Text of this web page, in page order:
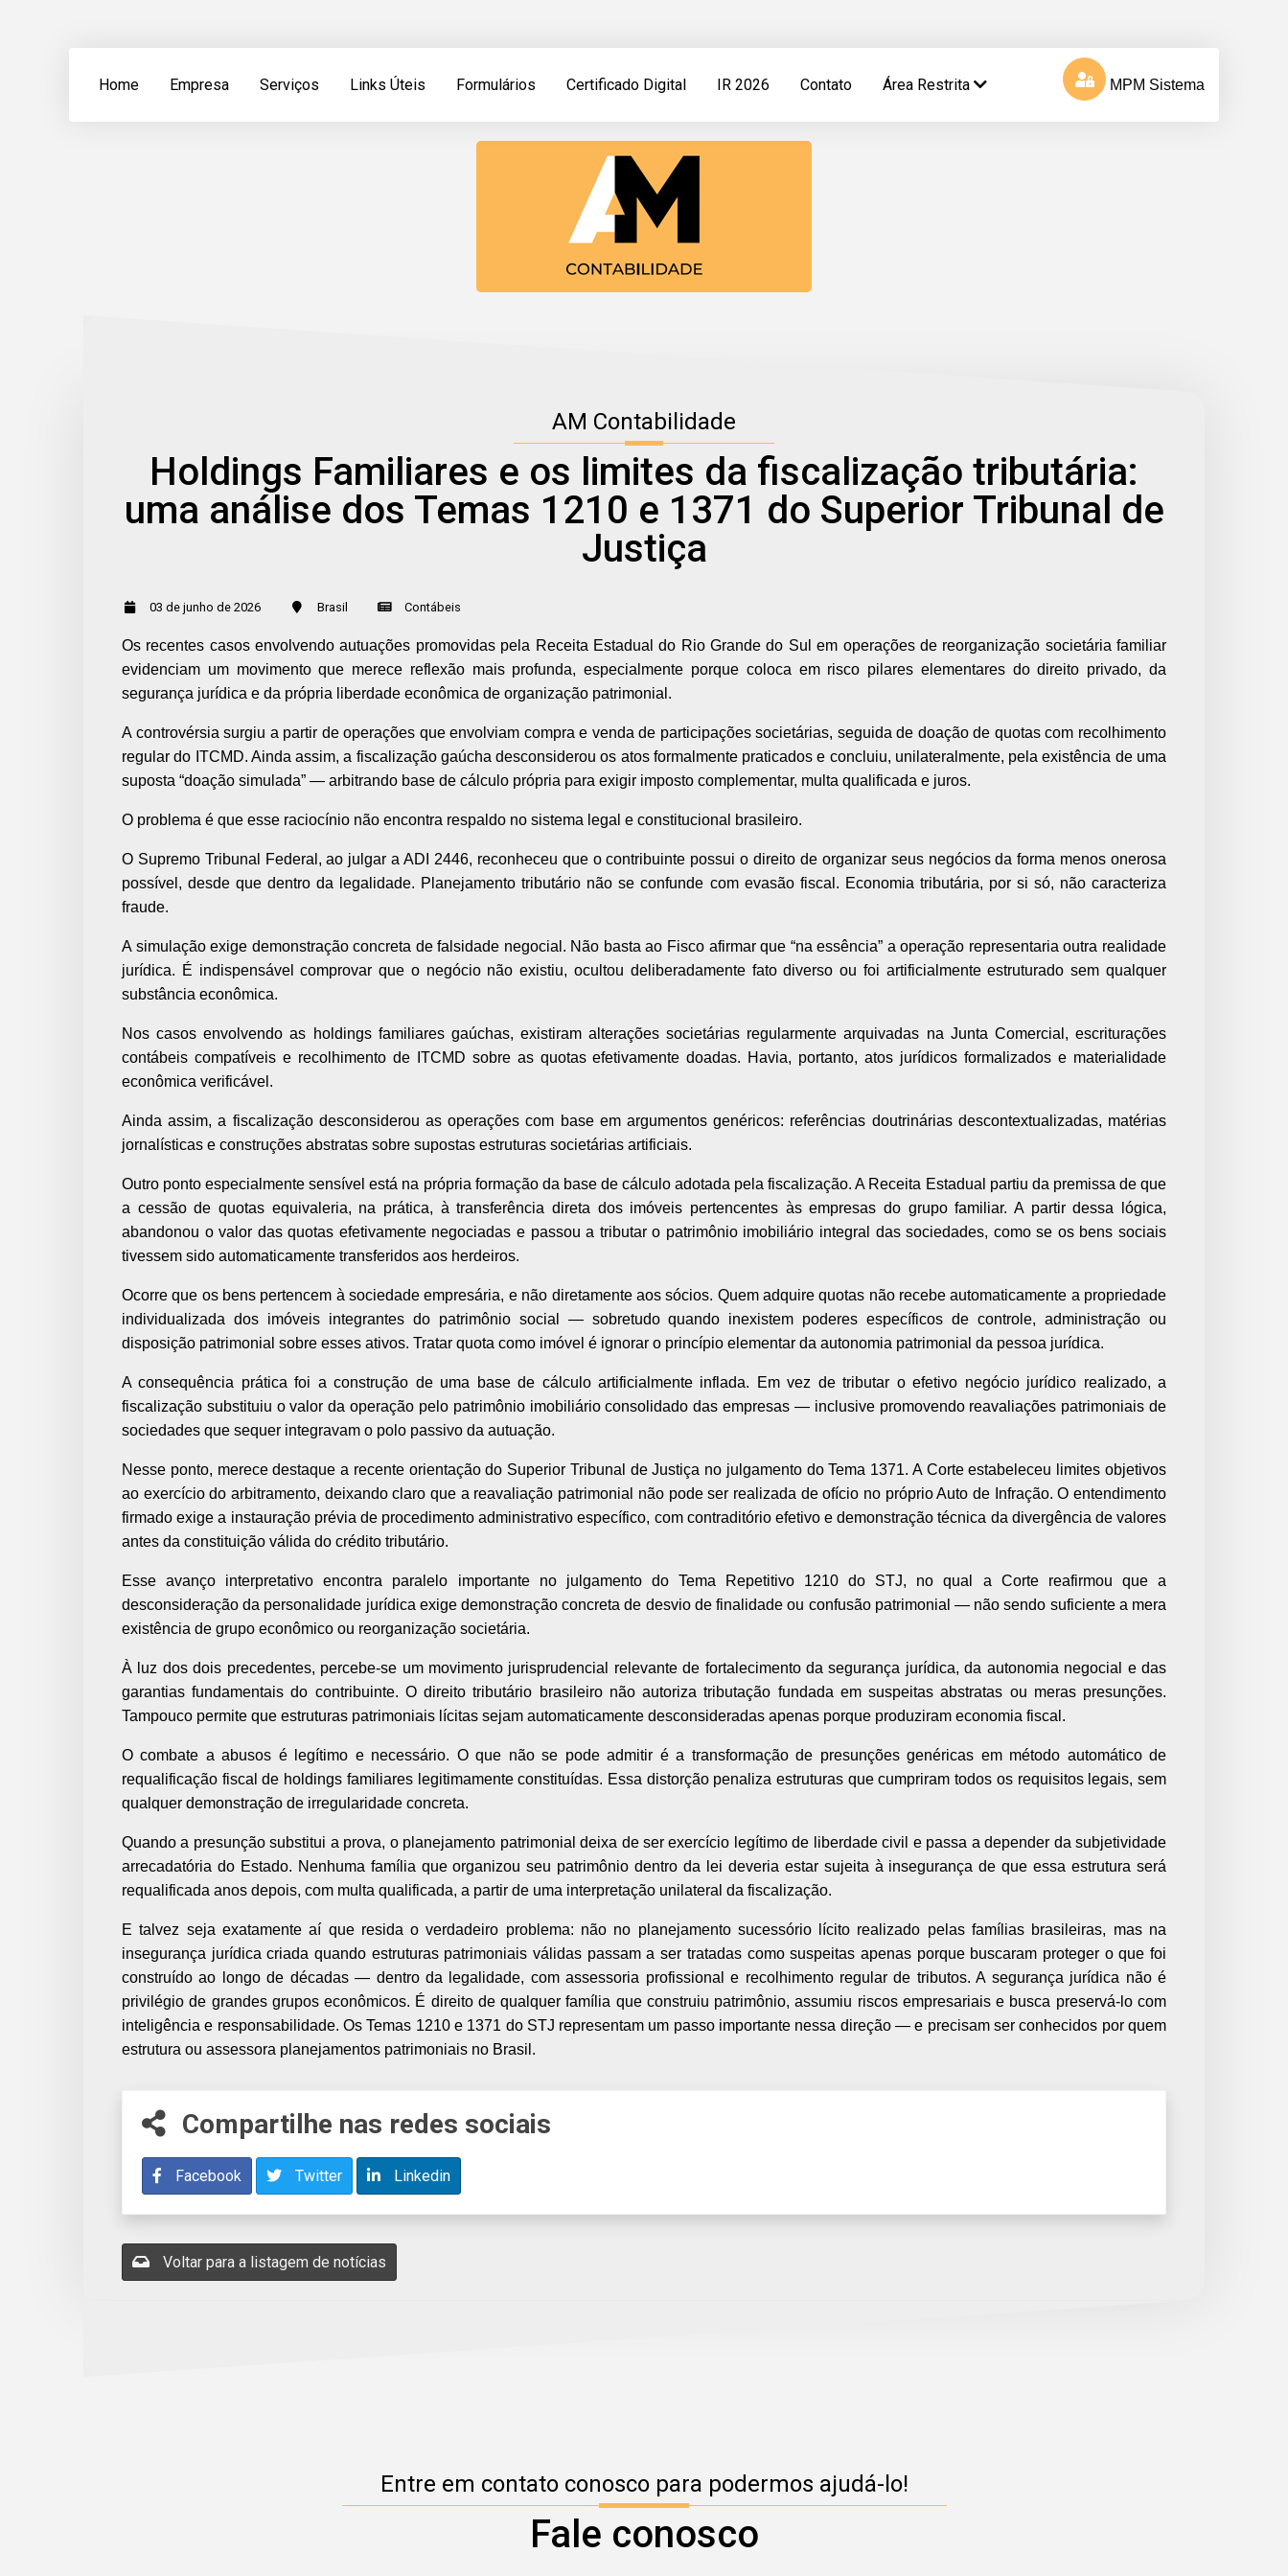
Home Empresa Serviços Links Úteis Formulários Certificado Digital IR 2026 Contato Área Restrita MPM Sistema
AM Contabilidade
Holdings Familiares e os limites da fiscalização tributária:
uma análise dos Temas 1210 e 1371 do Superior Tribunal de
Justiça
03 de junho de 2026 Brasil Contábeis
Os recentes casos envolvendo autuações promovidas pela Receita Estadual do Rio Grande do Sul em operações de reorganização societária familiar
evidenciam um movimento que merece reflexão mais profunda, especialmente porque coloca em risco pilares elementares do direito privado, da
segurança jurídica e da própria liberdade econômica de organização patrimonial.
A controvérsia surgiu a partir de operações que envolviam compra e venda de participações societárias, seguida de doação de quotas com recolhimento
regular do ITCMD. Ainda assim, a fiscalização gaúcha desconsiderou os atos formalmente praticados e concluiu, unilateralmente, pela existência de uma
suposta “doação simulada” — arbitrando base de cálculo própria para exigir imposto complementar, multa qualificada e juros.
O problema é que esse raciocínio não encontra respaldo no sistema legal e constitucional brasileiro.
O Supremo Tribunal Federal, ao julgar a ADI 2446, reconheceu que o contribuinte possui o direito de organizar seus negócios da forma menos onerosa
possível, desde que dentro da legalidade. Planejamento tributário não se confunde com evasão fiscal. Economia tributária, por si só, não caracteriza
fraude.
A simulação exige demonstração concreta de falsidade negocial. Não basta ao Fisco afirmar que “na essência” a operação representaria outra realidade
jurídica. É indispensável comprovar que o negócio não existiu, ocultou deliberadamente fato diverso ou foi artificialmente estruturado sem qualquer
substância econômica.
Nos casos envolvendo as holdings familiares gaúchas, existiram alterações societárias regularmente arquivadas na Junta Comercial, escriturações
contábeis compatíveis e recolhimento de ITCMD sobre as quotas efetivamente doadas. Havia, portanto, atos jurídicos formalizados e materialidade
econômica verificável.
Ainda assim, a fiscalização desconsiderou as operações com base em argumentos genéricos: referências doutrinárias descontextualizadas, matérias
jornalísticas e construções abstratas sobre supostas estruturas societárias artificiais.
Outro ponto especialmente sensível está na própria formação da base de cálculo adotada pela fiscalização. A Receita Estadual partiu da premissa de que
a cessão de quotas equivaleria, na prática, à transferência direta dos imóveis pertencentes às empresas do grupo familiar. A partir dessa lógica,
abandonou o valor das quotas efetivamente negociadas e passou a tributar o patrimônio imobiliário integral das sociedades, como se os bens sociais
tivessem sido automaticamente transferidos aos herdeiros.
Ocorre que os bens pertencem à sociedade empresária, e não diretamente aos sócios. Quem adquire quotas não recebe automaticamente a propriedade
individualizada dos imóveis integrantes do patrimônio social — sobretudo quando inexistem poderes específicos de controle, administração ou
disposição patrimonial sobre esses ativos. Tratar quota como imóvel é ignorar o princípio elementar da autonomia patrimonial da pessoa jurídica.
A consequência prática foi a construção de uma base de cálculo artificialmente inflada. Em vez de tributar o efetivo negócio jurídico realizado, a
fiscalização substituiu o valor da operação pelo patrimônio imobiliário consolidado das empresas — inclusive promovendo reavaliações patrimoniais de
sociedades que sequer integravam o polo passivo da autuação.
Nesse ponto, merece destaque a recente orientação do Superior Tribunal de Justiça no julgamento do Tema 1371. A Corte estabeleceu limites objetivos
ao exercício do arbitramento, deixando claro que a reavaliação patrimonial não pode ser realizada de ofício no próprio Auto de Infração. O entendimento
firmado exige a instauração prévia de procedimento administrativo específico, com contraditório efetivo e demonstração técnica da divergência de valores
antes da constituição válida do crédito tributário.
Esse avanço interpretativo encontra paralelo importante no julgamento do Tema Repetitivo 1210 do STJ, no qual a Corte reafirmou que a
desconsideração da personalidade jurídica exige demonstração concreta de desvio de finalidade ou confusão patrimonial — não sendo suficiente a mera
existência de grupo econômico ou reorganização societária.
À luz dos dois precedentes, percebe-se um movimento jurisprudencial relevante de fortalecimento da segurança jurídica, da autonomia negocial e das
garantias fundamentais do contribuinte. O direito tributário brasileiro não autoriza tributação fundada em suspeitas abstratas ou meras presunções.
Tampouco permite que estruturas patrimoniais lícitas sejam automaticamente desconsideradas apenas porque produziram economia fiscal.
O combate a abusos é legítimo e necessário. O que não se pode admitir é a transformação de presunções genéricas em método automático de
requalificação fiscal de holdings familiares legitimamente constituídas. Essa distorção penaliza estruturas que cumpriram todos os requisitos legais, sem
qualquer demonstração de irregularidade concreta.
Quando a presunção substitui a prova, o planejamento patrimonial deixa de ser exercício legítimo de liberdade civil e passa a depender da subjetividade
arrecadatória do Estado. Nenhuma família que organizou seu patrimônio dentro da lei deveria estar sujeita à insegurança de que essa estrutura será
requalificada anos depois, com multa qualificada, a partir de uma interpretação unilateral da fiscalização.
E talvez seja exatamente aí que resida o verdadeiro problema: não no planejamento sucessório lícito realizado pelas famílias brasileiras, mas na
insegurança jurídica criada quando estruturas patrimoniais válidas passam a ser tratadas como suspeitas apenas porque buscaram proteger o que foi
construído ao longo de décadas — dentro da legalidade, com assessoria profissional e recolhimento regular de tributos. A segurança jurídica não é
privilégio de grandes grupos econômicos. É direito de qualquer família que construiu patrimônio, assumiu riscos empresariais e busca preservá-lo com
inteligência e responsabilidade. Os Temas 1210 e 1371 do STJ representam um passo importante nessa direção — e precisam ser conhecidos por quem
estrutura ou assessora planejamentos patrimoniais no Brasil.
Compartilhe nas redes sociais
Facebook Twitter Linkedin
Voltar para a listagem de notícias
Entre em contato conosco para podermos ajudá-lo!
Fale conosco